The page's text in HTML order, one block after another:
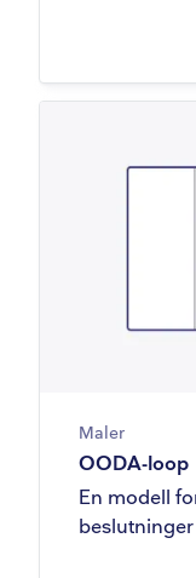
Maler
OODA-loop
En modell